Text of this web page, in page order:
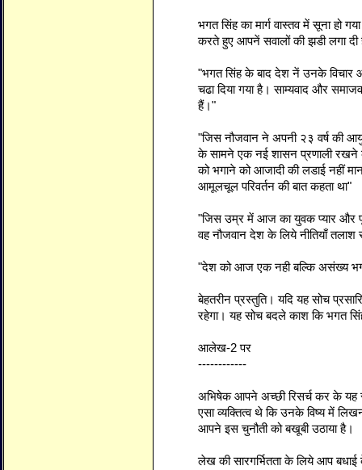
भगत सिंह का मार्ग वास्तव में सूना हो
करते हुए आपनें सवालों की झडी लगा दी
"भगत सिंह के बाद देश नें उनके विचार
चढा दिया गया है। साम्यवाद और
हैं।"
"जिस नौजवान ने अपनी २३ वर्ष
के सामने एक नई शासन प्रणाली रखने
को भगाने को आजादी की लडाई नहीं
आमूलचूल परिवर्तन की बात कहता था"
"जिस उम्र में आज का युवक प्यार और
वह नौजवान देश के लिये नीतियाँ तलाश
"देश को आज एक नही बल्कि असंख्य
बेहतरीन प्रस्तुति। यदि यह सोच
रहेगा। यह सोच बदले काश कि भगत
आलेख-2 पर
------------
अभिषेक आपने अच्छी रिसर्च कर के यह
एसा व्यक्तित्व थे कि उनके विष्य में
आपने इस चुनौती को बखूबी उठाया है।
लेख की सारगर्भितता के लिये आप